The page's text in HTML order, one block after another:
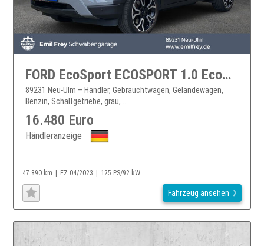
FORD EcoSport ECOSPORT 1.0 EcoBoost
89231 Neu-Ulm – Händler, Gebrauchtwagen, Geländewagen,
Benzin, Schaltgetriebe, grau, ...
16.480 Euro
Händleranzeige
47.890 km EZ 04/2023 125 PS/92 kW
Fahrzeug ansehen